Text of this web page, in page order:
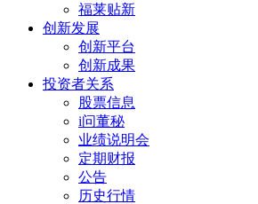
福莱贴新
创新发展
创新平台
创新成果
投资者关系
股票信息
i问董秘
业绩说明会
定期财报
公告
历史行情